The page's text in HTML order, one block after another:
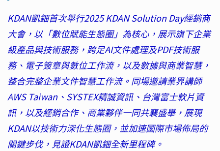
KDAN凱鈿首次舉行2025 KDAN Solution Day經銷商
大會，以「數位賦能生態圈」為核心，展示旗下企業
級產品與技術服務，跨足AI文件處理及PDF技術服
務、電子簽章與數位工作流，以及數據與商業智慧，
整合完整企業文件智慧工作流。同場邀請業界講師
AWS Taiwan、SYSTEX精誠資訊、台灣富士軟片資
訊，以及經銷合作、商業夥伴一同共襄盛舉，展現
KDAN以技術力深化生態圈，並加速國際市場佈局的
關鍵步伐，見證KDAN凱鈿全新里程碑。